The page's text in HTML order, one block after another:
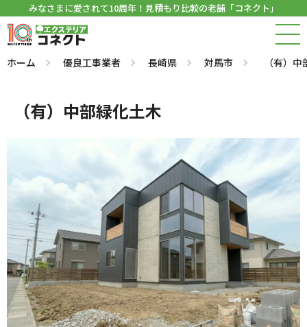
みなさまに愛されて10周年！見積もり比較の老舗「コネクト」
ホーム 優良工事業者 長崎県 対馬市 （有）
（有）中部緑化土木